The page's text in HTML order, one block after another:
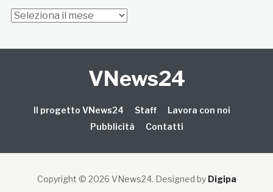
Archivi
VNews24
Il progetto VNews24 Staff
Lavora con noi
Pubblicità
Contatti
Copyright © 2026 VNews24. Designed by Digipa